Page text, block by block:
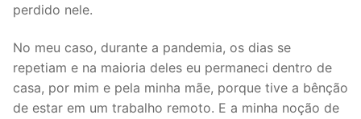
perdido nele.
No meu caso, durante a pandemia, os dias se
repetiam e na maioria deles eu permaneci dentro de
casa, por mim e pela minha mãe, porque tive a bênção
de estar em um trabalho remoto. E a minha noção de